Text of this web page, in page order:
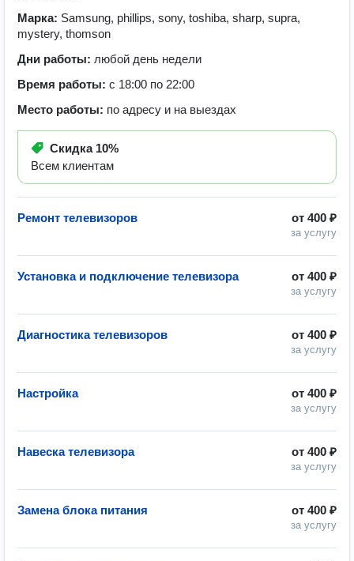
Марка: Samsung, phillips, sony, toshiba, sharp, supra,
mystery, thomson
Дни работы: любой день недели
Время работы: с 18:00 по 22:00
Место работы: по адресу и на выездах
Скидка 10%
Всем клиентам
от 400 ₽
за услугу
Ремонт телевизоров
от 400 ₽
за услугу
Установка и подключение телевизора
от 400 ₽
за услугу
Диагностика телевизоров
от 400 ₽
за услугу
Настройка
от 400 ₽
за услугу
Навеска телевизора
от 400 ₽
за услугу
Замена блока питания